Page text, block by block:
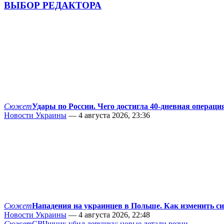
ВЫБОР РЕДАКТОРА
СюжетУдары по России. Чего достигла 40-дневная
Новости Украины — 4 августа 2026, 23:36
СюжетНападения на украинцев в Польше. Как изменить
Новости Украины — 4 августа 2026, 22:48